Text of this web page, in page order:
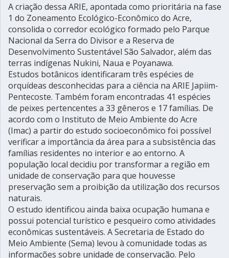
A criação dessa ARIE, apontada como prioritária na fase
1 do Zoneamento Ecológico-Econômico do Acre,
consolida o corredor ecológico formado pelo Parque
Nacional da Serra do Divisor e a Reserva de
Desenvolvimento Sustentável São Salvador, além das
terras indígenas Nukini, Naua e Poyanawa.
Estudos botânicos identificaram três espécies de
orquídeas desconhecidas para a ciência na ARIE Japiim-
Pentecoste. Também foram encontradas 41 espécies
de peixes pertencentes a 33 gêneros e 17 famílias. De
acordo com o Instituto de Meio Ambiente do Acre
(Imac) a partir do estudo socioeconômico foi possível
verificar a importância da área para a subsistência das
famílias residentes no interior e ao entorno. A
população local decidiu por transformar a região em
unidade de conservação para que houvesse
preservação sem a proibição da utilização dos recursos
naturais.
O estudo identificou ainda baixa ocupação humana e
possui potencial turístico e pesqueiro como atividades
econômicas sustentáveis. A Secretaria de Estado do
Meio Ambiente (Sema) levou à comunidade todas as
informações sobre unidade de conservação. Pelo